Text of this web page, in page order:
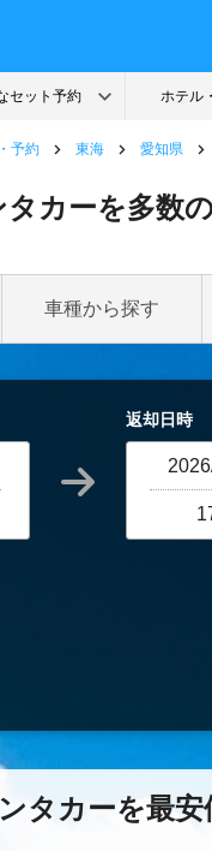
予約 東海 愛知県
カーを多数
車種から探す
返却日時
タカーを最